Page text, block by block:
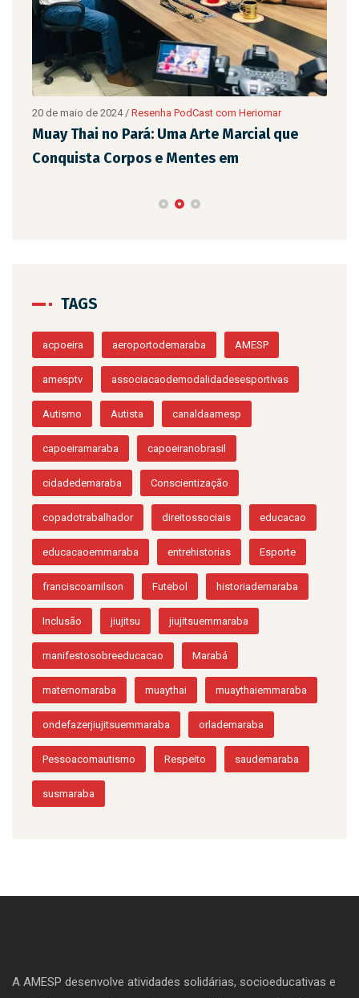
20 de maio de 2024/ Resenha PodCast com Heriomar
Muay Thai no Pará: Uma Arte Marcial que
Conquista Corpos e Mentes em
TAGS
acpoeira aeroportodemaraba AMESP
amesptv associacaodemodalidadesesportivas
Autismo Autista canaldaamesp
capoeiramaraba capoeiranobrasil
cidadedemaraba Conscientização
copadotrabalhador direitossociais educacao
educacaoemmaraba entrehistorias Esporte
franciscoarnilson Futebol historiademaraba
Inclusão jiujitsu jiujitsuemmaraba
manifestosobreeducacao Marabá
maternomaraba muaythai muaythaiemmaraba
ondefazerjiujitsuemmaraba orlademaraba
Pessoacomautismo Respeito saudemaraba
susmaraba
A AMESP desenvolve atividades solidárias, socioeducativas e